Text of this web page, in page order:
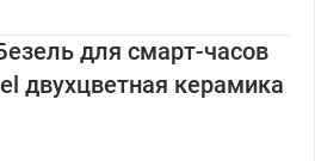
для смарт-часов
двухцветная керамика